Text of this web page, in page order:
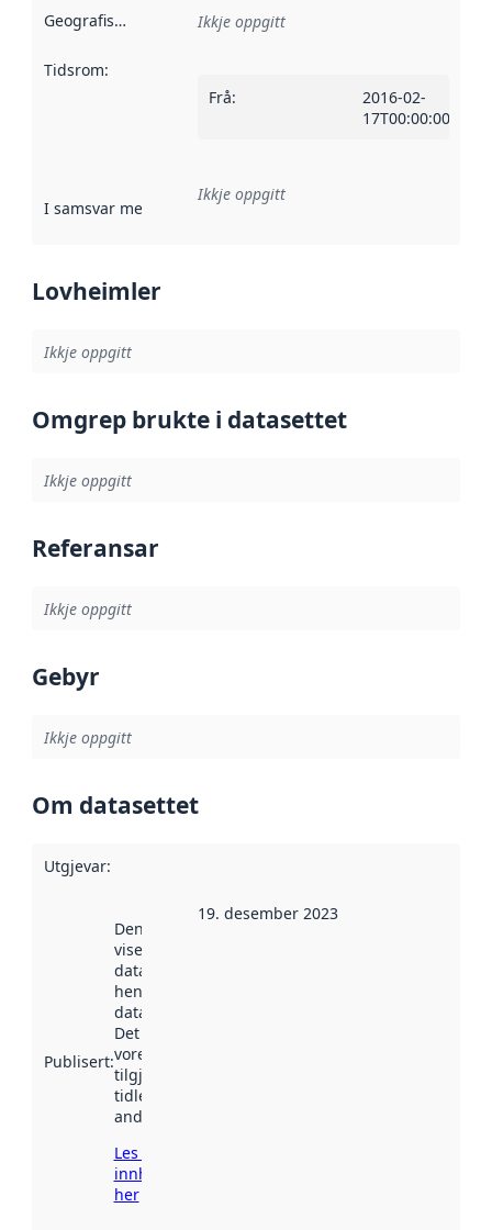
Geografisk område Ikkje oppgitt
Tidsrom:
Frå:
2016-02-
17T00:00:00Z
I samsvar med Referanse til ei implementeringsregel eller
Ikkje oppgitt
Lovheimler
Ikkje oppgitt
Omgrep brukte i datasettet
Ikkje oppgitt
Referansar
Ikkje oppgitt
Gebyr
Ikkje oppgitt
Om datasettet
Utgjevar:
Publisert:
Denne datoen
viser når
datasettet vart
henta inn av
data.norge.no.
Det kan ha
vore
tilgjengeleg
tidlegare
andre stader.
Les meir om
innhenting
her
19. desember 2023